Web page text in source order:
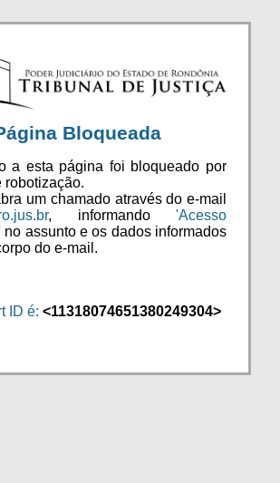
Bloqueada
a esta página foi bloqueado por
robotização.
um chamado através do e-mail
, informando 'Acesso
no assunto e os dados informados
do e-mail.
ID é: <11318074651380249304>